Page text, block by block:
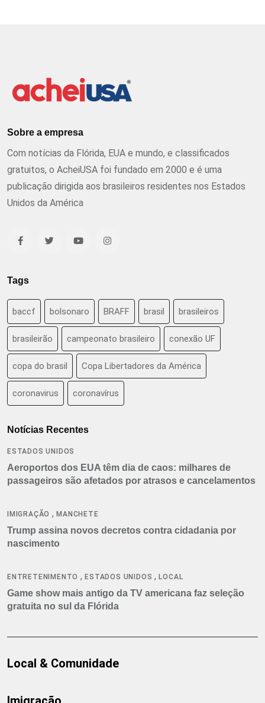
Sobre a empresa
Com notícias da Flórida, EUA e mundo, e classificados
gratuitos, o AcheiUSA foi fundado em 2000 e é uma
publicação dirigida aos brasileiros residentes nos Estados
Unidos da América
Tags
baccf bolsonaro BRAFF brasil brasileiros
brasileirão campeonato brasileiro conexão UF
copa do brasil Copa Libertadores da América
coronavirus coronavírus
Notícias Recentes
ESTADOS UNIDOS
Aeroportos dos EUA têm dia de caos: milhares de
passageiros são afetados por atrasos e cancelamentos
IMIGRAÇÃO ,MANCHETE
Trump assina novos decretos contra cidadania por
nascimento
ENTRETENIMENTO ,ESTADOS UNIDOS ,LOCAL
Game show mais antigo da TV americana faz seleção
gratuita no sul da Flórida
Local & Comunidade